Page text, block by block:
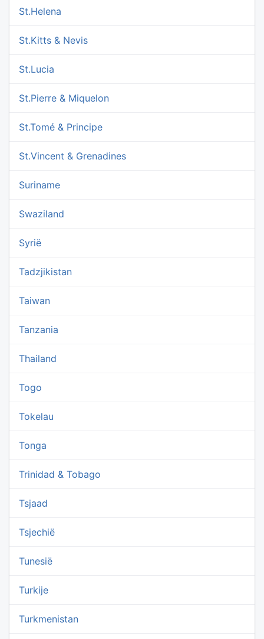
St.Helena
St.Kitts & Nevis
St.Lucia
St.Pierre & Miquelon
St.Tomé & Principe
St.Vincent & Grenadines
Suriname
Swaziland
Syrië
Tadzjikistan
Taiwan
Tanzania
Thailand
Togo
Tokelau
Tonga
Trinidad & Tobago
Tsjaad
Tsjechië
Tunesië
Turkije
Turkmenistan